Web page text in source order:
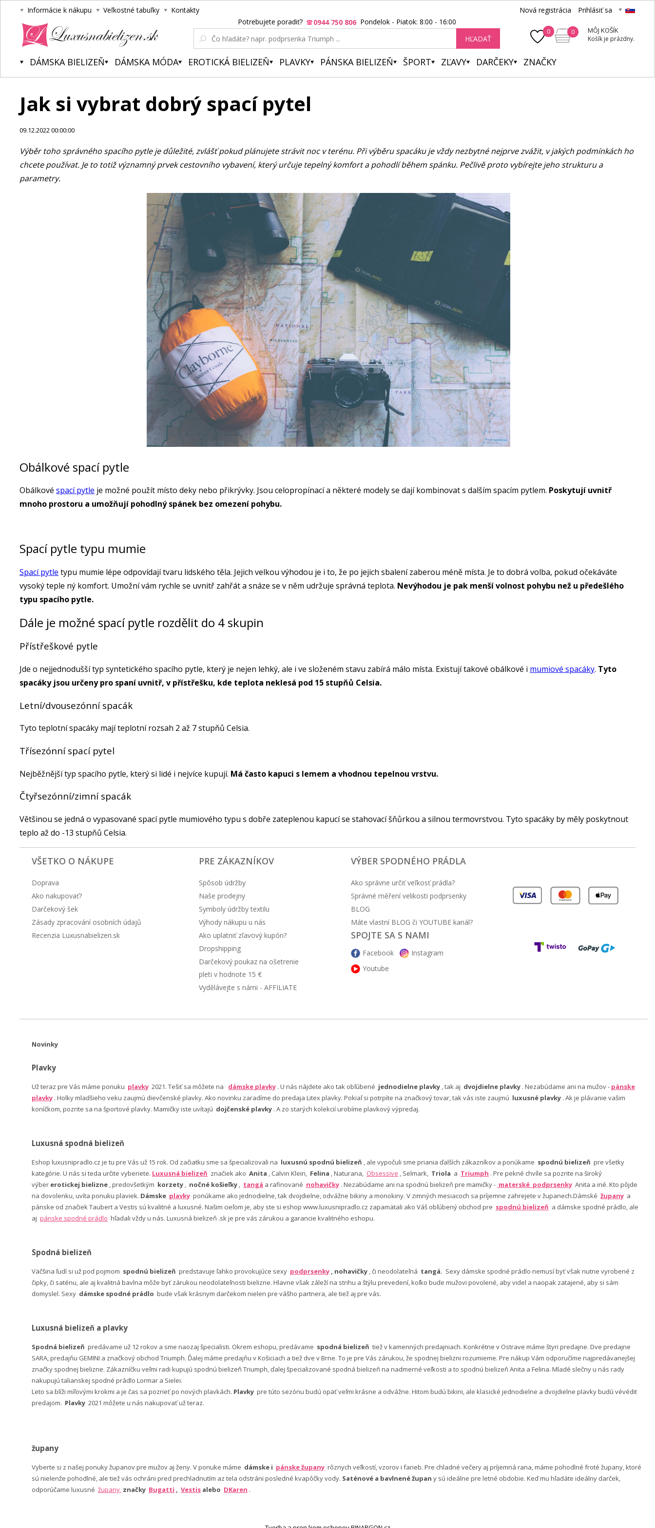
Informácie k nákupu Veľkostné tabuľky Kontakty Nová registrácia Prihlásiť sa
0 0 MÔJ KOŠÍK
Košík je prázdny.
Potrebujete poradiť? 0944 750 806 Pondelok - Piatok: 8:00 - 16:00
HĽADAŤ
DÁMSKA BIELIZEŇ DÁMSKA MÓDA EROTICKÁ BIELIZEŇ PLAVKY PÁNSKA BIELIZEŇ ŠPORT ZĽAVY DARČEKY ZNAČKY
Jak si vybrat dobrý spací pytel
09.12.2022 00:00:00
Výběr toho správného spacího pytle je důležité, zvlášť pokud plánujete strávit noc v terénu. Při výběru spacáku je vždy nezbytné nejprve zvážit, v jakých podmínkách ho
chcete používat. Je to totiž významný prvek cestovního vybavení, který určuje tepelný komfort a pohodlí během spánku. Pečlivě proto vybírejte jeho strukturu a
parametry.
Obálkové spací pytle
Obálkové spací pytle je možné použít místo deky nebo přikrývky. Jsou celopropínací a některé modely se dají kombinovat s dalším spacím pytlem. Poskytují uvnitř
mnoho prostoru a umožňují pohodlný spánek bez omezení pohybu.
Spací pytle typu mumie
Spací pytle typu mumie lépe odpovídají tvaru lidského těla. Jejich velkou výhodou je i to, že po jejich sbalení zaberou méně místa. Je to dobrá volba, pokud očekáváte
vysoký teple ný komfort. Umožní vám rychle se uvnitř zahřát a snáze se v něm udržuje správná teplota. Nevýhodou je pak menší volnost pohybu než u předešlého
typu spacího pytle.
Dále je možné spací pytle rozdělit do 4 skupin
Přístřeškové pytle
Jde o nejjednodušší typ syntetického spacího pytle, který je nejen lehký, ale i ve složeném stavu zabírá málo místa. Existují takové obálkové i mumiové spacáky. Tyto
spacáky jsou určeny pro spaní uvnitř, v přístřešku, kde teplota neklesá pod 15 stupňů Celsia.
Letní/dvousezónní spacák
Tyto teplotní spacáky mají teplotní rozsah 2 až 7 stupňů Celsia.
Třísezónní spací pytel
Nejběžnější typ spacího pytle, který si lidé i nejvíce kupují. Má často kapuci s lemem a vhodnou tepelnou vrstvu.
Čtyřsezónní/zimní spacák
Většinou se jedná o vypasované spací pytle mumiového typu s dobře zateplenou kapucí se stahovací šňůrkou a silnou termovrstvou. Tyto spacáky by měly poskytnout
teplo až do -13 stupňů Celsia.
VŠETKO O NÁKUPE
Doprava
Ako nakupovať?
Darčekový šek
Zásady zpracování osobních údajů
Recenzia Luxusnabielizen.sk
PRE ZÁKAZNÍKOV
Spôsob údržby
Naše prodejny
Symboly údržby textilu
Výhody nákupu u nás
Ako uplatniť zľavový kupón?
Dropshipping
Darčekový poukaz na ošetrenie
pleti v hodnote 15 €
Vydělávejte s námi - AFFILIATE
VÝBER SPODNÉHO PRÁDLA
Ako správne určiť veľkosť prádla?
Správné měření velikosti podprsenky
BLOG
Máte vlastní BLOG či YOUTUBE kanál?
SPOJTE SA S NAMI
Facebook
Instagram
Youtube
Novinky
Plavky
Už teraz pre Vás máme ponuku plavky 2021. Tešiť sa môžete na dámske plavky . U nás nájdete ako tak obľúbené jednodielne plavky , tak aj dvojdielne plavky . Nezabúdame ani na mužov - pánske
plavky . Holky mladšieho veku zaujmú dievčenské plavky. Ako novinku zaradíme do predaja Litex plavky. Pokiaľ si potrpíte na značkový tovar, tak vás iste zaujmú luxusné plavky . Ak je plávanie vašim
koníčkom, pozrite sa na športové plavky. Mamičky iste uvítajú dojčenské plavky . A zo starých kolekcií urobíme plavkový výpredaj.
Luxusná spodná bielizeň
Eshop luxusnipradlo.cz je tu pre Vás už 15 rok. Od začiatku sme sa špecializovali na luxusnú spodnú bielizeň , ale vypočuli sme priania ďalších zákazníkov a ponúkame spodnú bielizeň pre všetky
kategórie. U nás si teda určite vyberiete. Luxusná bielizeň značiek ako Anita , Calvin Klein, Felina , Naturana, Obsessive , Selmark, Triola a Triumph . Pre pekné chvíle sa pozrite na široký
výber erotickej bielizne , predovšetkým korzety nočné košieľky tangá a rafinované nohavičky . Nezabúdame ani na spodnú bielizeň pre mamičky - materské podprsenky Anita a iné. Kto pôjde
na dovolenku, uvíta ponuku plaviek. Dámske plavky ponúkame ako jednodielne, tak dvojdielne, odvážne bikiny a monokiny. V zimných mesiacoch sa príjemne zahrejete v županech.Dámské župany a
pánske od značiek Taubert a Vestis sú kvalitné a luxusné. Našim cieľom je, aby ste si eshop www.luxusnipradlo.cz zapamätali ako Váš obľúbený obchod pre spodnú bielizeň a dámske spodné prádlo, ale
aj pánske spodné prádlo hľadali vždy u nás. Luxusná bielizeň .sk je pre vás zárukou a garancie kvalitného eshopu.
Spodná bielizeň
Väčšina ľudí si už pod pojmom spodnú bielizeň predstavuje ľahko provokujúce sexy podprsenky , nohavičky , či neodolateľná tangá. Sexy dámske spodné prádlo nemusí byť však nutne vyrobené z
čipky, či saténu, ale aj kvalitná bavlna môže byť zárukou neodolateľnosti bielizne. Hlavne však záleží na strihu a štýlu prevedení, koľko bude mužovi povolené, aby videl a naopak zatajené, aby si sám
domyslel. Sexy dámske spodné prádlo bude však krásnym darčekom nielen pre vášho partnera, ale tiež aj pre vás.
Luxusná bielizeň a plavky
Spodná bielizeň predávame už 12 rokov a sme naozaj špecialisti. Okrem eshopu, predávame spodná bielizeň tiež v kamenných predajniach. Konkrétne v Ostrave máme štyri predajne. Dve predajne
SARA, predajňu GEMINI a značkový obchod Triumph. Ďalej máme predajňu v Košiciach a tiež dve v Brne. To je pre Vás zárukou, že spodnej bielizni rozumieme. Pre nákup Vám odporučíme najpredávanejšej
značky spodnej bielizne. Zákazníčku veľmi radi kupujú spodnú bielizeň Triumph, ďalej špecializované spodná bielizeň na nadmerné veľkosti a to spodnú bielizeň Anita a Felina. Mladé slečny u nás rady
nakupujú talianskej spodné prádlo Lormar a Sielei.
Leto sa blíži míľovými krokmi a je čas sa pozrieť po nových plavkách. Plavky pre túto sezónu budú opäť veľmi krásne a odvážne. Hitom budú bikini, ale klasické jednodielne a dvojdielne plavky budú vévédit
predajom. Plavky 2021 môžete u nás nakupovať už teraz.
župany
Vyberte si z našej ponuky županov pre mužov aj ženy. V ponuke máme dámske i pánske župany rôznych veľkostí, vzorov i farieb. Pre chladné večery aj príjemná rana, máme pohodlné froté župany, ktoré
sú nielenže pohodlné, ale tiež vás ochráni pred prechladnutím az tela odstráni posledné kvapôčky vody. Saténové a bavlnené župan y sú ideálne pre letné obdobie. Keď mu hľadáte ideálny darček,
odporúčame luxusné župany značky Bugatti Vestis alebo DKaren .